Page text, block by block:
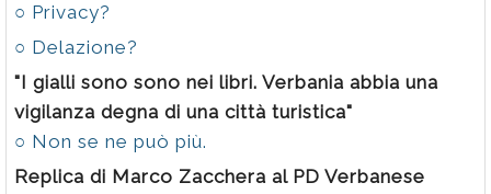
○ Privacy?
○ Delazione?
"I gialli sono sono nei libri. Verbania abbia una
vigilanza degna di una città turistica"
○ Non se ne può più.
Replica di Marco Zacchera al PD Verbanese